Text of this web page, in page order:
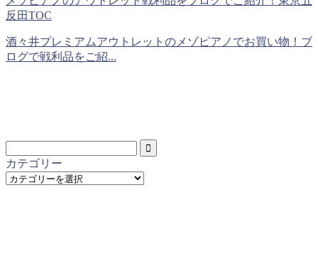
反田TOC
酒々井プレミアムアウトレットのメゾピアノでお買い物！ブ
ログで戦利品をご紹...
カテゴリー
カ